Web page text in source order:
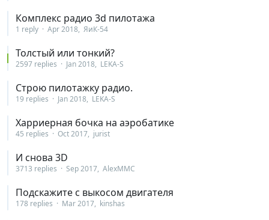
Комплекс радио 3d пилотажа
1 reply Apr 2018 ЯиК-54
Толстый или тонкий?
2597 replies Jan 2018 LEKA-S
Строю пилотажку радио.
19 replies Jan 2018 LEKA-S
Харриерная бочка на аэробатике
45 replies Oct 2017 jurist
И снова 3D
3713 replies Sep 2017 AlexMMC
Подскажите с выкосом двигателя
178 replies Mar 2017 kinshas